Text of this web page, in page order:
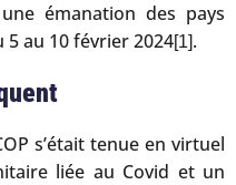
émanation des pays
au 10 février 2024[1].
s’était tenue en virtuel
liée au Covid et un